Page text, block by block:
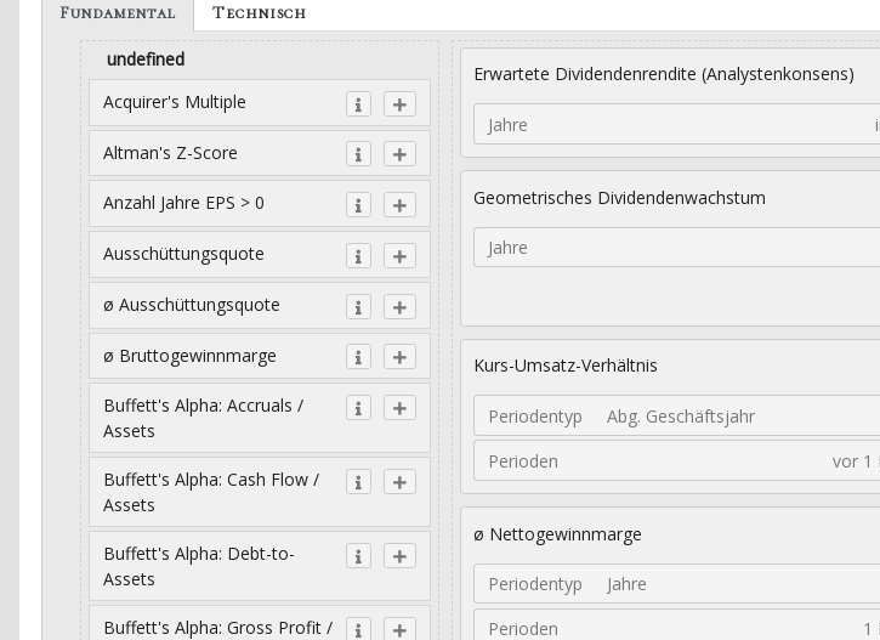
Fundamental Technisch
undefined
Acquirer's Multiple
Altman's Z-Score
Anzahl Jahre EPS > 0
Ausschüttungsquote
ø Ausschüttungsquote
ø Bruttogewinnmarge
Buffett's Alpha: Accruals /
Assets
Buffett's Alpha: Cash Flow /
Assets
Buffett's Alpha: Debt-to-
Assets
Buffett's Alpha: Gross Profit /
Erwartete Dividendenrendite (Analystenkonsens)
Jahre
Geometrisches Dividendenwachstum
Jahre
Kurs-Umsatz-Verhältnis
Periodentyp
Abg. Geschäftsjahr
Perioden
ø Nettogewinnmarge
Periodentyp
Jahre
Perioden